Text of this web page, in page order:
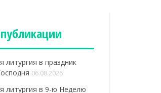
литургия в праздник
06.08.2026
литургия в 9-ю Неделю